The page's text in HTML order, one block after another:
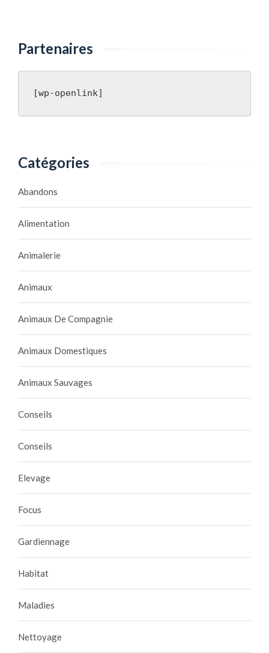
Partenaires
[wp-openlink]
Catégories
Abandons
Alimentation
Animalerie
Animaux
Animaux De Compagnie
Animaux Domestiques
Animaux Sauvages
Conseils
Conseils
Elevage
Focus
Gardiennage
Habitat
Maladies
Nettoyage